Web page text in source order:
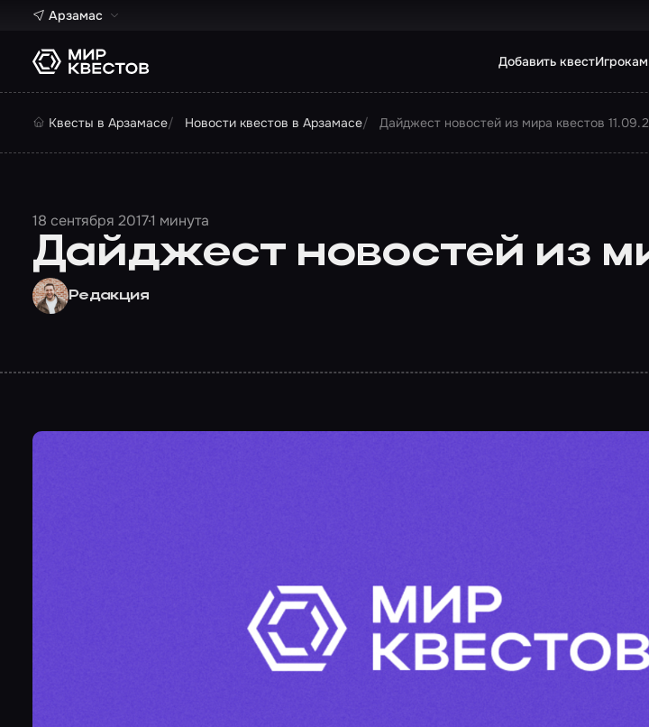
Арзамас
Добавить квестИгрокам
Квесты в Арзамасе Новости квестов в Арзамасе Дайджест новостей из мира квестов
18 сентября 20171 минута
Дайджест новостей из
Редакция